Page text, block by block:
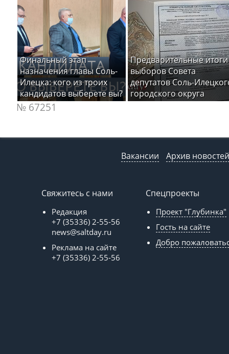
Финальный этап
назначения главы Соль-
Илецка: кого из троих
кандидатов выберете вы?
Предварительные итоги
выборов Совета
депутатов Соль-
городского округа
№ 67251
Вакансии Архив новостей
Свяжитесь с нами
Редакция
+7 (35336) 2-55-56
news@saltday.ru
Реклама на сайте
+7 (35336) 2-55-56
Спецпроекты
Проект "Глубинка"
Гость на сайте
Добро